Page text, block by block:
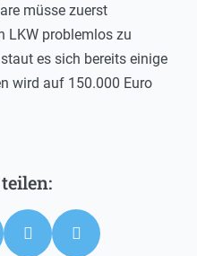
müsse zuerst
LKW problemlos zu
es sich bereits einige
wird auf 150.000 Euro